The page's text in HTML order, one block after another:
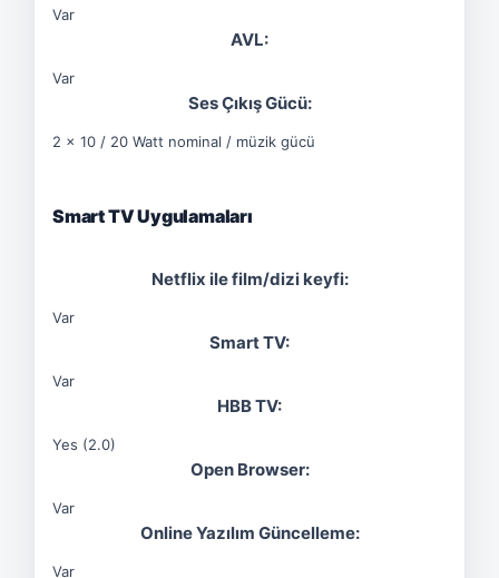
Var
AVL:
Var
Ses Çıkış Gücü:
2 x 10 / 20 Watt nominal / müzik gücü
Smart TV Uygulamaları
Netflix ile film/dizi keyfi:
Var
Smart TV:
Var
HBB TV:
Yes (2.0)
Open Browser:
Var
Online Yazılım Güncelleme:
Var